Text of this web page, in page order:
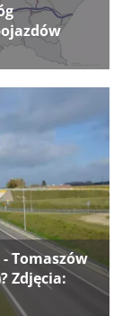
- Tomaszów
Zdjęcia: